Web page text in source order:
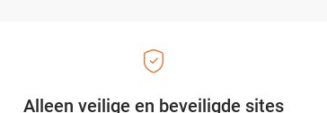
Alleen veilige en beveiligde sites